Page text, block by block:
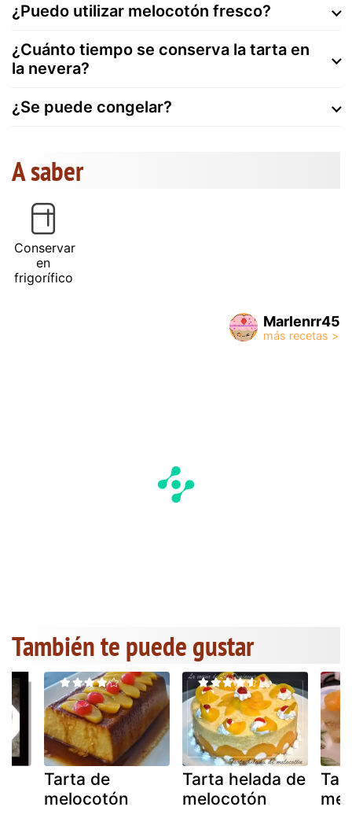
¿Puedo utilizar melocotón fresco?
¿Cuánto tiempo se conserva la tarta en
la nevera?
¿Se puede congelar?
A saber
Conservar
en
frigorífico
Marlenrr45
También te puede gustar
Tarta de
melocotón
Tarta helada de
melocotón